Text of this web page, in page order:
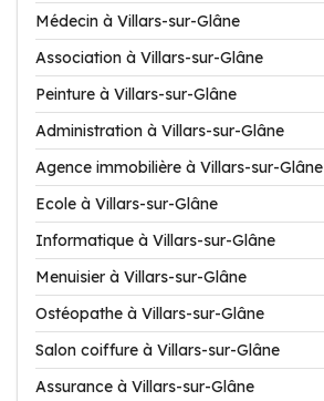
Médecin à Villars-sur-Glâne
Association à Villars-sur-Glâne
Peinture à Villars-sur-Glâne
Administration à Villars-sur-Glâne
Agence immobilière à Villars-sur-Glâne
Ecole à Villars-sur-Glâne
Informatique à Villars-sur-Glâne
Menuisier à Villars-sur-Glâne
Ostéopathe à Villars-sur-Glâne
Salon coiffure à Villars-sur-Glâne
Assurance à Villars-sur-Glâne